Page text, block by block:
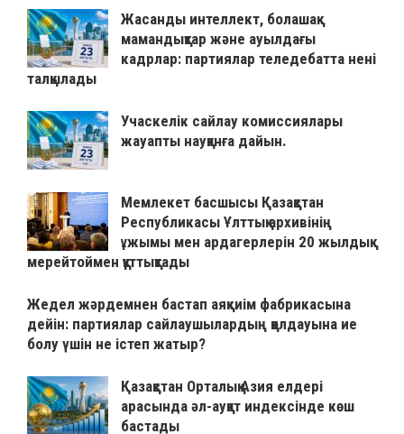
Жасанды интеллект, болашақ
мамандықтар және ауылдағы
кадрлар: партиялар теледебатта нені
талқылады
Учаскелік сайлау комиссиялары
жауапты науқанға дайын.
Мемлекет басшысы Қазақстан
Республикасы Ұлттық архивінің
ұжымы мен ардагерлерін 20 жылдық
мерейтоймен құттықтады
Жедел жәрдемнен бастап аяқкиім фабрикасына
дейін: партиялар сайлаушылардың қолдауына ие
болу үшін не істеп жатыр?
Қазақстан Орталық Азия елдері
арасында әл-ауқат индексінде көш
бастады